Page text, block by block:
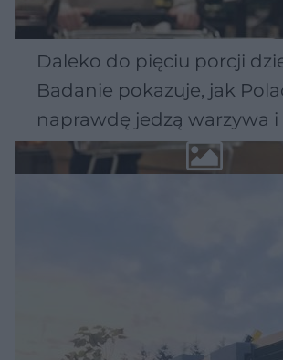
Daleko do pięciu porcji
Badanie pokazuje, jak
naprawdę jedzą warzywa